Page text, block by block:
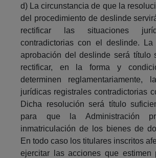
d) La circunstancia de que la
del procedimiento de deslinde
rectificar las situaciones
contradictorias con el deslinde.
aprobación del deslinde será título
rectificar, en la forma y
determinen reglamentariamente,
jurídicas registrales contradictorias
Dicha resolución será título
para que la Administración
inmatriculación de los bienes de
En todo caso los titulares inscritos
ejercitar las acciones que estimen